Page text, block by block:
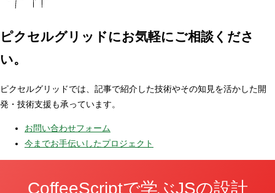
ピクセルグリッドにお気軽にご相談くださ
い。
ピクセルグリッドでは、記事で紹介した技術やその知見を活かした開
発・技術支援も承っています。
お問い合わせフォーム
今までお手伝いしたプロジェクト
CoffeeScriptで学ぶJSの設計